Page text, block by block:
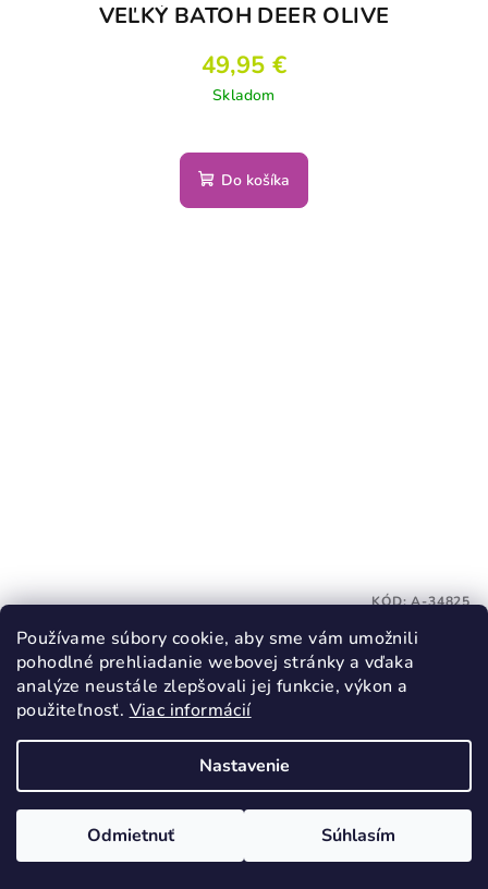
Používame súbory cookie, aby sme vám umožnili
pohodlné prehliadanie webovej stránky a vďaka
analýze neustále zlepšovali jej funkcie, výkon a
použiteľnosť. Viac informácií
Nastavenie
Odmietnuť Súhlasím
VEĽKÝ BATOH DEER OLIVE
49,95 €
Skladom
hodnotenie
produktu
Do košíka
BAAGL Batoh Buddy Bager GRS
36,90 €
Skladom
KÓD:A-34825